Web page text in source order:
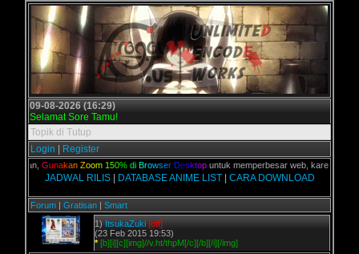
09-08-2026 (16:29)
Selamat Sore Tamu!
Topik di Tutup
Login
Register
kalian,Gunakan Z oom 1 50% d B rowser D esktopuntuk memperbesar web, karena
JADWAL RILIS| DATABASE ANIME LIST| CARA DOWNLOAD
Forum | Gratisan | Smart
1) ItsukaZuki [off]
(23 Feb 2015 19:53)
* [b][i][c][img]//v.ht/thpM[/c][/b][/i][/img]